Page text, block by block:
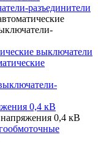
разъединители
выключатели
0,4 кВ
0,4 кВ